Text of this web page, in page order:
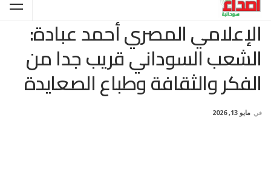
الإعلامي المصري أحمد عبادة:
الشعب السوداني قريب جدا من
الفكر والثقافة وطباع الصعايدة
في مايو 13, 2026